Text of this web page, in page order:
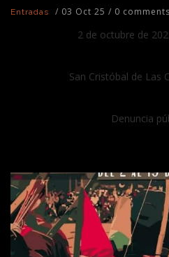
Entradas / 03 Oct 25 / 0 comments
2 de octubre de
San Cristóbal de Las
Denuncia